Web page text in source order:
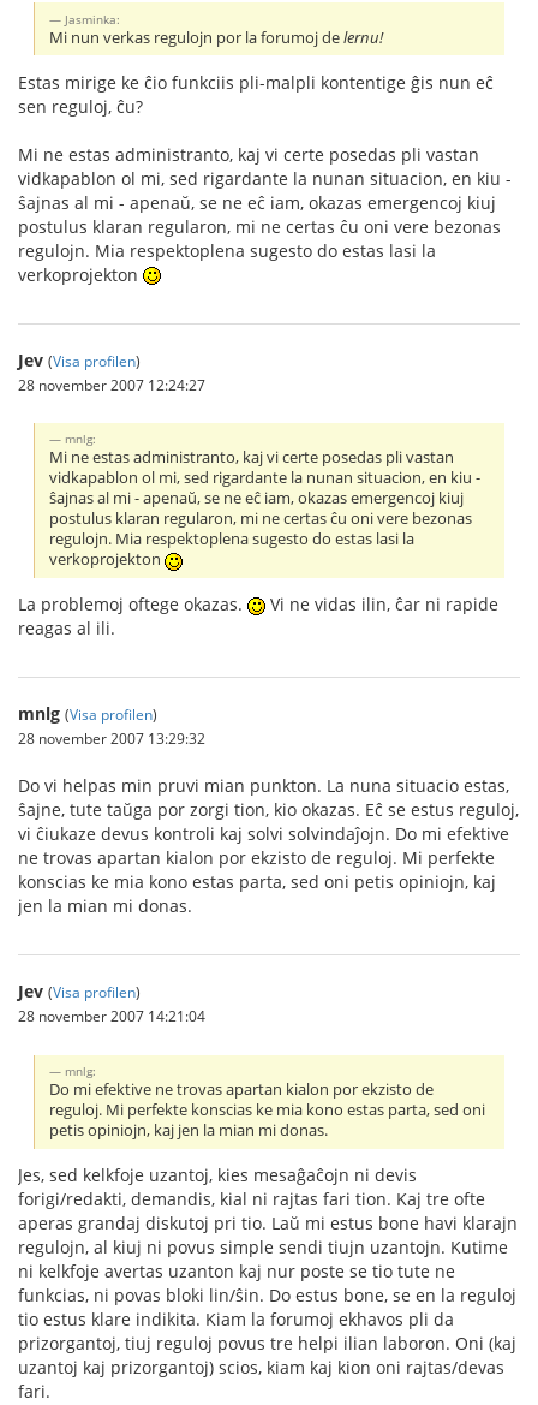
Jasminka:
Mi nun verkas regulojn por la forumoj delernu!
Estas mirige ke ĉio funkciis pli-malpli kontentige ĝis nun eĉ
sen reguloj, ĉu?
Mi ne estas administranto, kaj vi certe posedas pli vastan
vidkapablon ol mi, sed rigardante la nunan situacion, en kiu -
ŝajnas al mi - apenaŭ, se ne eĉ iam, okazas emergencoj kiuj
postulus klaran regularon, mi ne certas ĉu oni vere bezonas
regulojn. Mia respektoplena sugesto do estas lasi la
verkoprojekton
Jev (Visa profilen)
28 november 2007 12:24:27
mnlg:
Mi ne estas administranto, kaj vi certe posedas pli vastan
vidkapablon ol mi, sed rigardante la nunan situacion, en kiu -
ŝajnas al mi - apenaŭ, se ne eĉ iam, okazas emergencoj kiuj
postulus klaran regularon, mi ne certas ĉu oni vere bezonas
regulojn. Mia respektoplena sugesto do estas lasi la
verkoprojekton
La problemoj oftege okazas.
Vi ne vidas ilin, ĉar ni rapide
reagas al ili.
mnlg (Visa profilen)
28 november 2007 13:29:32
Do vi helpas min pruvi mian punkton. La nuna situacio estas,
ŝajne, tute taŭga por zorgi tion, kio okazas. Eĉ se estus reguloj,
vi ĉiukaze devus kontroli kaj solvi solvindaĵojn. Do mi efektive
ne trovas apartan kialon por ekzisto de reguloj. Mi perfekte
konscias ke mia kono estas parta, sed oni petis opiniojn, kaj
jen la mian mi donas.
Jev (Visa profilen)
28 november 2007 14:21:04
mnlg:
Do mi efektive ne trovas apartan kialon por ekzisto de
reguloj. Mi perfekte konscias ke mia kono estas parta, sed oni
petis opiniojn, kaj jen la mian mi donas.
Jes, sed kelkfoje uzantoj, kies mesaĝaĉojn ni devis
forigi/redakti, demandis, kial ni rajtas fari tion. Kaj tre ofte
aperas grandaj diskutoj pri tio. Laŭ mi estus bone havi klarajn
regulojn, al kiuj ni povus simple sendi tiujn uzantojn. Kutime
ni kelkfoje avertas uzanton kaj nur poste se tio tute ne
funkcias, ni povas bloki lin/ŝin. Do estus bone, se en la reguloj
tio estus klare indikita. Kiam la forumoj ekhavos pli da
prizorgantoj, tiuj reguloj povus tre helpi ilian laboron. Oni (kaj
uzantoj kaj prizorgantoj) scios, kiam kaj kion oni rajtas/devas
fari.